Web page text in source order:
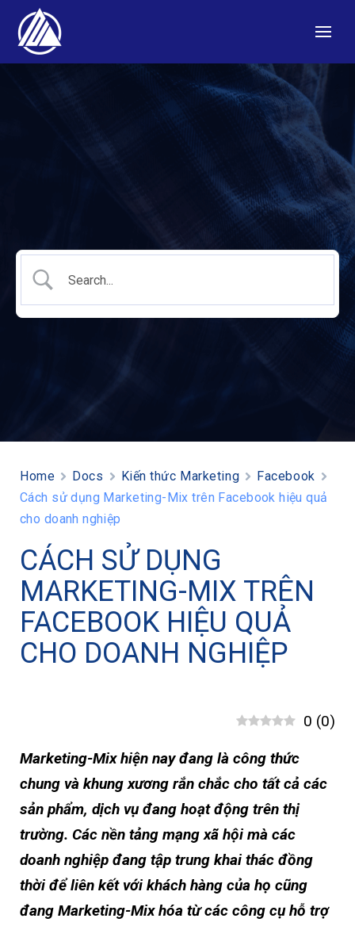
Home Docs Kiến thức Marketing
Facebook
Cách sử dụng Marketing-Mix trên Facebook hiệu quả
cho doanh nghiệp
CÁCH SỬ DỤNG
MARKETING-MIX TRÊN
FACEBOOK HIỆU QUẢ
CHO DOANH NGHIỆP
0 (0)
Marketing-Mix hiện nay đang là công thức
chung và khung xương rắn chắc cho tất cả các
sản phẩm, dịch vụ đang hoạt động trên thị
trường. Các nền tảng mạng xã hội mà các
doanh nghiệp đang tập trung khai thác đồng
thời để liên kết với khách hàng của họ cũng
đang Marketing-Mix hóa từ các công cụ hỗ trợ